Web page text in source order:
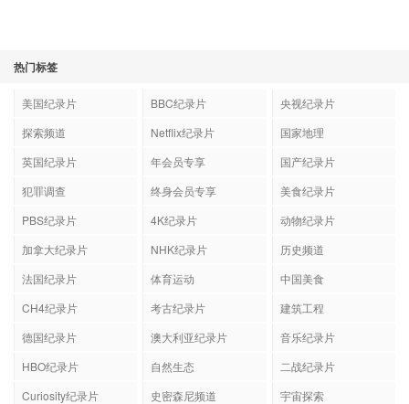
热门标签
美国纪录片 BBC纪录片
央视纪录片
探索频道
Netflix纪录片
国家地理
英国纪录片
年会员专享
国产纪录片
犯罪调查
终身会员专享
美食纪录片
PBS纪录片
4K纪录片
动物纪录片
加拿大纪录片
NHK纪录片
历史频道
法国纪录片
体育运动
中国美食
CH4纪录片
考古纪录片
建筑工程
德国纪录片
澳大利亚纪录片
音乐纪录片
HBO纪录片
自然生态
二战纪录片
Curiosity纪录片
史密森尼频道
宇宙探索